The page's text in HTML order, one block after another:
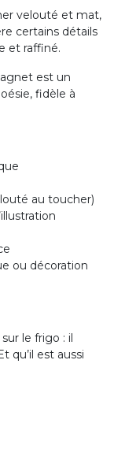
velouté et mat,
certains détails
et raffiné.
est un
fidèle à
au toucher)
ou décoration
le frigo : il
qu’il est aussi